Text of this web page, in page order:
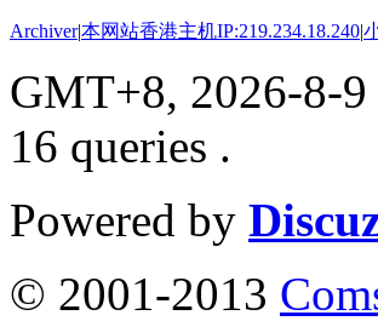
Archiver|本网站香港主机IP:219.234.18.240|
GMT+8, 2026-8-9
16 queries .
Powered by
© 2001-2013